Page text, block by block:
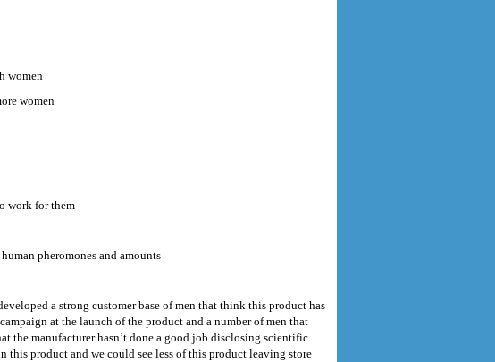
women
women
work for them
pheromones and amounts
a strong customer base of men that think this product has
at the launch of the product and a number of men that
the manufacturer hasn’t done a good job disclosing scientific
this product and we could see less of this product leaving store